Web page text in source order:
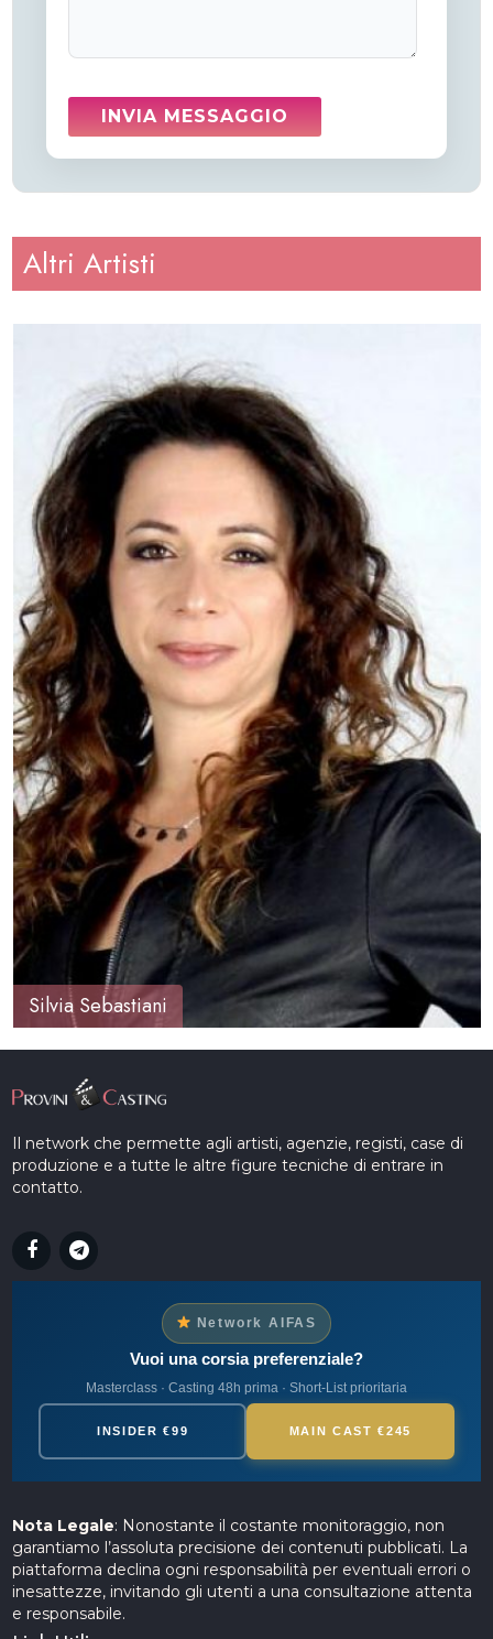
Altri Artisti
Silvia Sebastiani
: 155
: 46
Regione
: Sicilia
Il network che permette agli artisti, agenzie, registi, case di
produzione e a tutte le altre figure tecniche di entrare in
contatto.
Network AIFAS
Vuoi una corsia preferenziale?
Masterclass · Casting 48h prima · Short-List prioritaria
INSIDER €99 MAIN CAST €245
Nota Legale: Nonostante il costante monitoraggio, non
garantiamo l’assoluta precisione dei contenuti pubblicati. La
piattaforma declina ogni responsabilità per eventuali errori o
inesattezze, invitando gli utenti a una consultazione attenta
e responsabile.